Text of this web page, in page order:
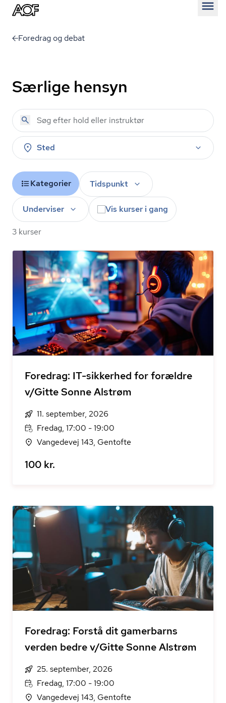
Foredrag og debat
Særlige hensyn
Sted
Kategorier Tidspunkt
Underviser Vis kurser i gang
3 kurser
Foredrag: IT-sikkerhed for forældre
v/Gitte Sonne Alstrøm
11. september, 2026
Fredag, 17:00 - 19:00
Vangedevej 143, Gentofte
100 kr.
Foredrag: Forstå dit gamerbarns
verden bedre v/Gitte Sonne Alstrøm
25. september, 2026
Fredag, 17:00 - 19:00
Vangedevej 143, Gentofte